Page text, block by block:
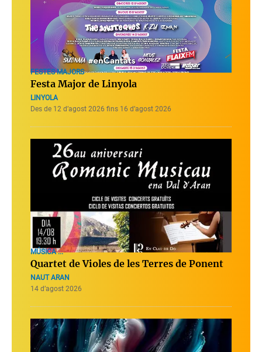
FESTES MAJORS
Festa Major de Linyola
LINYOLA
Des de 12 d’agost 2026 fins 16 d’agost 2026
MÚSICA ...
Quartet de Violes de les Terres de Ponent
NAUT ARAN
14 d’agost 2026